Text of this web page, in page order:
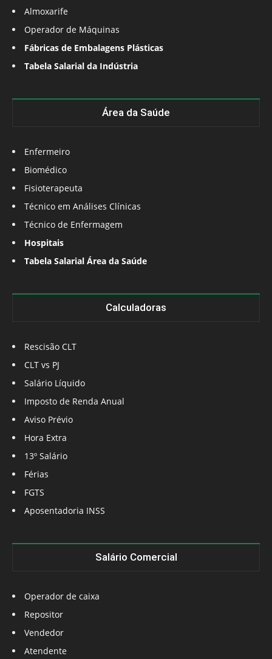
Almoxarife
Operador de Máquinas
Fábricas de Embalagens Plásticas
Tabela Salarial da Indústria
Área da Saúde
Enfermeiro
Biomédico
Fisioterapeuta
Técnico em Análises Clínicas
Técnico de Enfermagem
Hospitais
Tabela Salarial Área da Saúde
Calculadoras
Rescisão CLT
CLT vs PJ
Salário Líquido
Imposto de Renda Anual
Aviso Prévio
Hora Extra
13º Salário
Férias
FGTS
Aposentadoria INSS
Salário Comercial
Operador de caixa
Repositor
Vendedor
Atendente